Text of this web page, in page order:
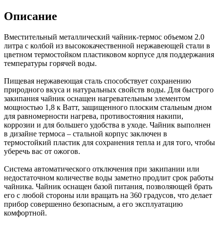
Описание
Вместительный металлический чайник-термос объемом 2.0
литра с колбой из высококачественной нержавеющей стали в
цветном термостойком пластиковом корпусе для поддержания
температуры горячей воды.
Пищевая нержавеющая сталь способствует сохранению
природного вкуса и натуральных свойств воды. Для быстрого
закипания чайник оснащен нагревательным элементом
мощностью 1,8 к Ватт, защищенного плоским стальным дном
для равномерности нагрева, противостояния накипи,
коррозии и для большего удобства в уходе. Чайник выполнен
в дизайне термоса – стальной корпус заключен в
термостойкий пластик для сохранения тепла и для того, чтобы
уберечь вас от ожогов.
Система автоматического отключения при закипании или
недостаточном количестве воды заметно продлит срок работы
чайника. Чайник оснащен базой питания, позволяющей брать
его с любой стороны или вращать на 360 градусов, что делает
прибор совершенно безопасным, а его эксплуатацию
комфортной.